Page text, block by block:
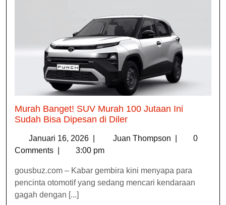
Murah Banget! SUV Murah 100 Jutaan Ini
Sudah Bisa Dipesan di Diler
Januari 16, 2026 Juan Thompson
0
Comments
3:00 pm
gousbuz.com – Kabar gembira kini menyapa para
pencinta otomotif yang sedang mencari kendaraan
gagah dengan [...]